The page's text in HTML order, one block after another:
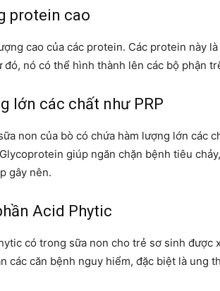
protein cao
cao của các protein. Các protein này
đó, nó có thể hình thành lên các bộ phận
lớn các chất như PRP
non của bò có chứa hàm lượng lớn các
giúp ngăn chặn bệnh tiêu
gây nên.
Acid Phytic
có trong sữa non cho trẻ sơ sinh được
các căn bệnh nguy hiểm, đặc biệt là ung